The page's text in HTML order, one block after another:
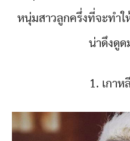
หนุ่มสาวลูกครึ่งที่จะทำ
น่าดึงดูด
1. เกาห